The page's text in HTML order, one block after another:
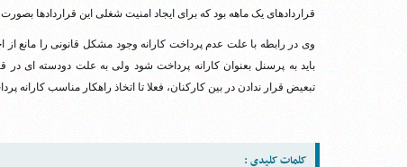
قراردادهای یک ماهه بود که برای ایجاد امنیت شغلی این قراردادها
وی در رابطه با علت عدم پرداخت کارانه وجود مشکل قانونی را مانع
باید به پرسنل بعنوان کارانه پرداخت شود ولی به علت دودسته ای در
تبعیض قرار ندادن در بین کارکنان، فعلا تا اتخاذ راهکار مناسب کارانه
کلمات کلیدی :